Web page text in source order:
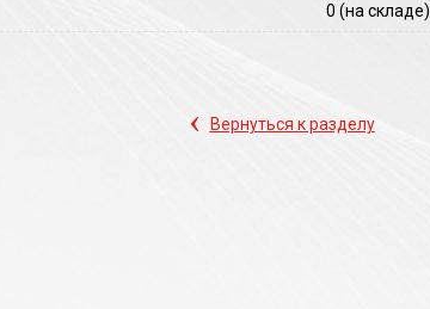
0 (на складе)
‹ Вернуться к разделу